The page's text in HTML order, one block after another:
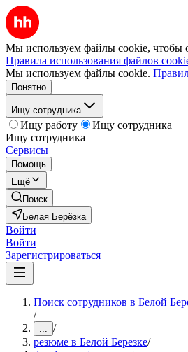
Мы используем файлы cookie, чтобы
Правила использования файлов
Мы используем файлы cookie.
Понятно
Ищу сотрудника
Ищу работу
Ищу сотрудника
Ищу сотрудника
Сервисы
Помощь
Ещё
Поиск
Белая Берёзка
Войти
Войти
Зарегистрироваться
Поиск сотрудников в Белой
/
... /
резюме в Белой Березке/